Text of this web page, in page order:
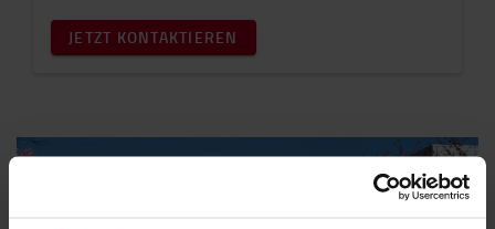
JETZT KONTAKTIEREN